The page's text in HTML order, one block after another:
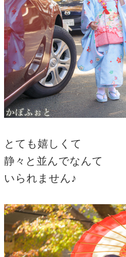
とても嬉しくて
静々と並んでなんて
いられません♪